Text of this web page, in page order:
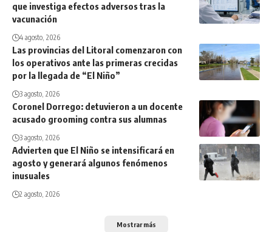
que investiga efectos adversos tras la
vacunación
4 agosto, 2026
Las provincias del Litoral comenzaron con
los operativos ante las primeras crecidas
por la llegada de “El Niño”
3 agosto, 2026
Coronel Dorrego: detuvieron a un docente
acusado grooming contra sus alumnas
3 agosto, 2026
Advierten que El Niño se intensificará en
agosto y generará algunos fenómenos
inusuales
2 agosto, 2026
Mostrar más